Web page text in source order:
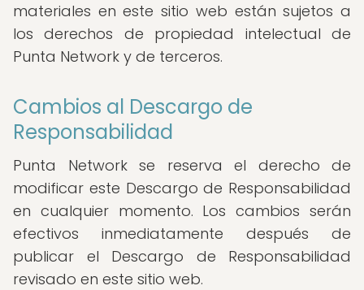
materiales en este sitio web están sujetos a
los derechos de propiedad intelectual de
Punta Network y de terceros.
Cambios al Descargo de
Responsabilidad
Punta Network se reserva el derecho de
modificar este Descargo de Responsabilidad
en cualquier momento. Los cambios serán
efectivos inmediatamente después de
publicar el Descargo de Responsabilidad
revisado en este sitio web.